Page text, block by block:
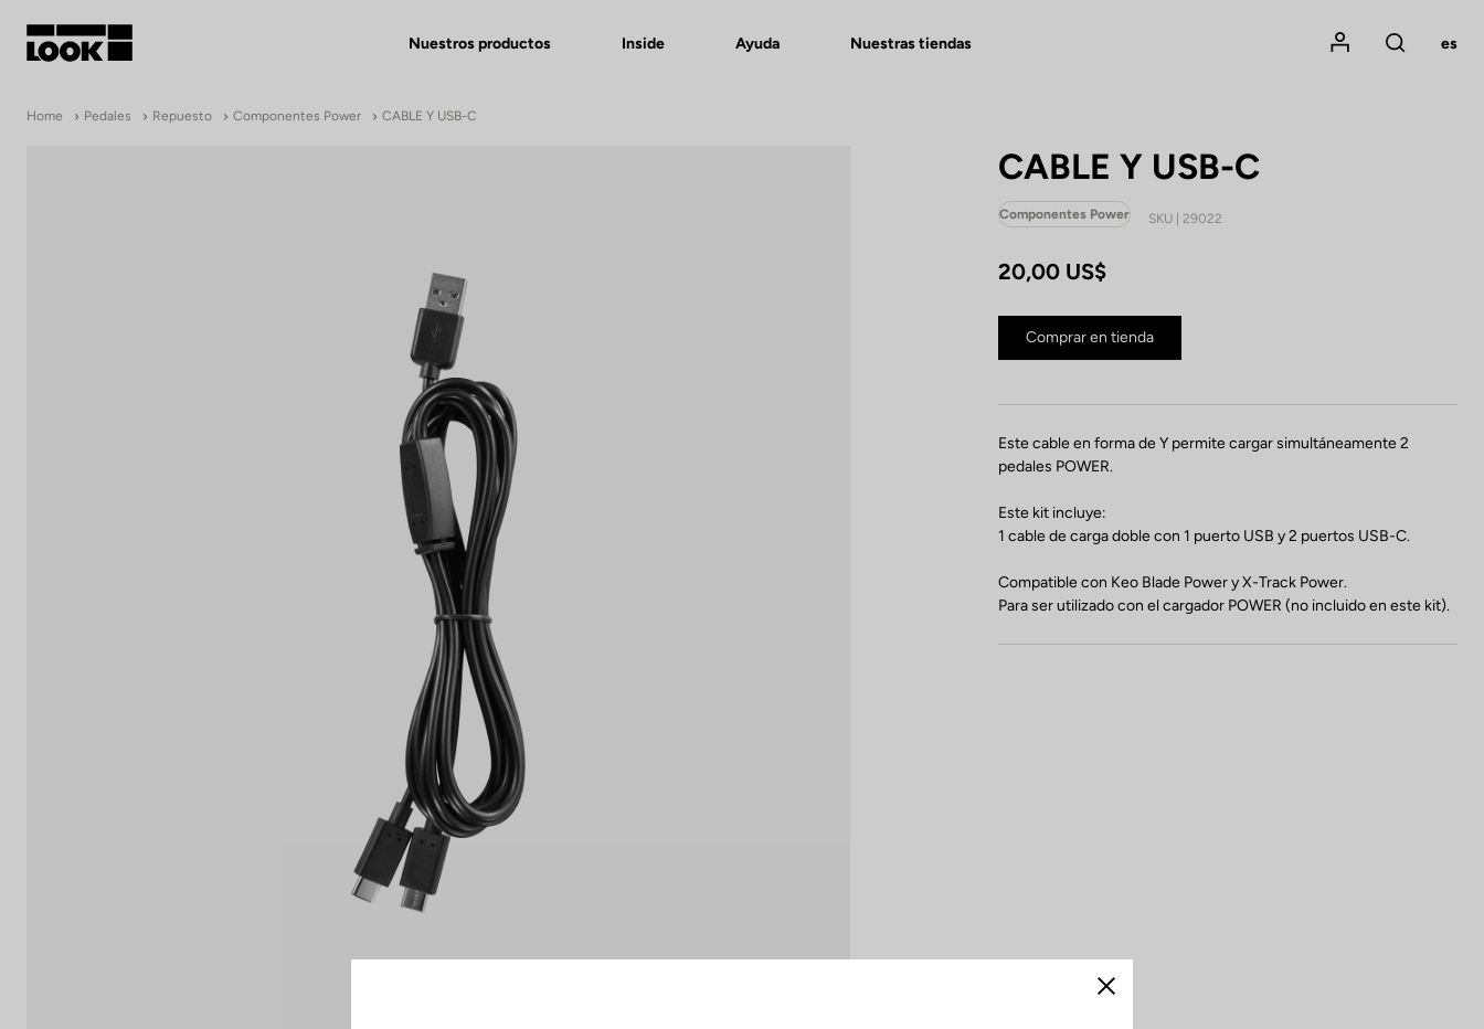
Nuestros productos Inside Ayuda Nuestras tiendas
Mon compte
Rechercher
es
Home Pedales Repuesto Componentes Power CABLE Y USB-C
CABLE Y USB-C
Componentes Power SKU | 29022
20,00 US$
Comprar en tienda
Este cable en forma de Y permite cargar simultáneamente 2
pedales POWER.
Este kit incluye:
1 cable de carga doble con 1 puerto USB y 2 puertos USB-C.
Compatible con Keo Blade Power y X-Track Power.
Para ser utilizado con el cargador POWER (no incluido en este kit).
Cerrar